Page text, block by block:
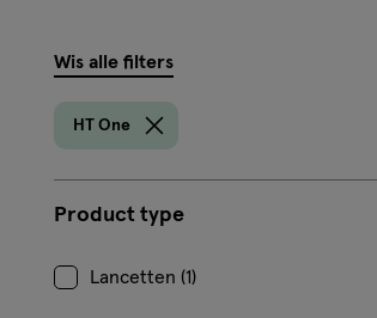
filters
Wis alle filters
HT One
Product type
Lancetten (1)